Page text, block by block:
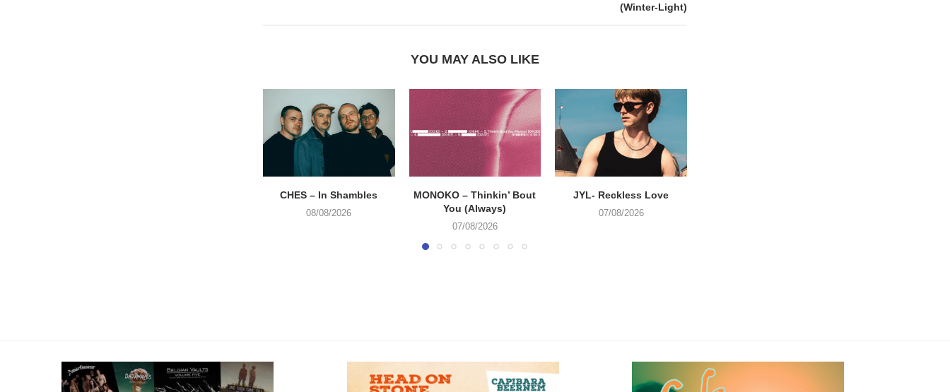
(Winter-Light)
YOU MAY ALSO LIKE
CHES – In Shambles
08/08/2026
MONOKO – Thinkin’ Bout
You (Always)
07/08/2026
JYL- Reckless Love
07/08/2026